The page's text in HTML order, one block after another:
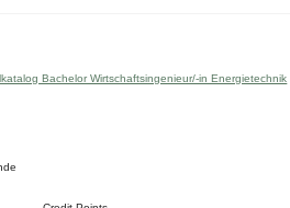
Bachelor Wirtschaftsingenieur/-in Energietechnik